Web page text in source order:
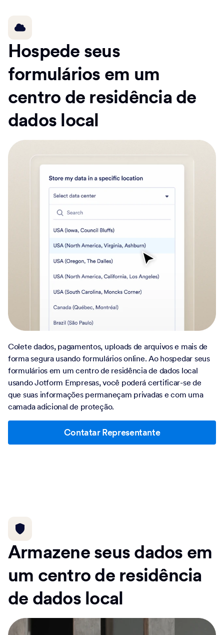
Hospede seus
formulários em um
centro de residência de
dados local
Colete dados, pagamentos, uploads de arquivos e mais de
forma segura usando formulários online. Ao hospedar seus
formulários em um centro de residência de dados local
usando Jotform Empresas, você poderá certificar-se de
que suas informações permaneçam privadas e com uma
camada adicional de proteção.
Contatar Representante
Armazene seus dados em
um centro de residência
de dados local